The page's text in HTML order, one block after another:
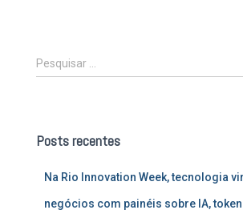
P
e
i
Pesquisar …
Posts recentes
Na Rio Innovation Week, tecnologia
negócios com painéis sobre IA,